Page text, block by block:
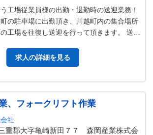
工場従業員様の出勤・退勤時の送迎業務！
の駐車場に出勤頂き、川越町内の集合場所
工場を往復し送迎を行って頂きます。 送迎
求人の詳細を見る
、フォークリフト作業
社
重郡大字亀崎新田７７ 森岡産業株式会